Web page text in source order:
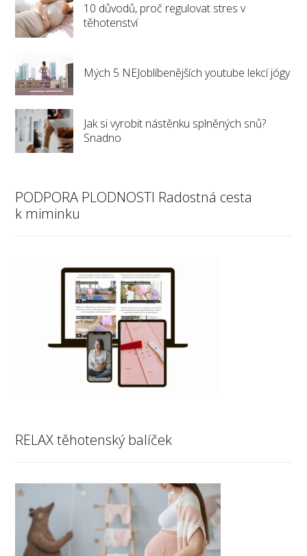
10 důvodů, proč regulovat stres v
těhotenství
Mých 5 NEJoblíbenějších youtube lekcí jógy
Jak si vyrobit nástěnku splněných snů?
Snadno
PODPORA PLODNOSTI Radostná cesta
k miminku
RELAX těhotenský balíček